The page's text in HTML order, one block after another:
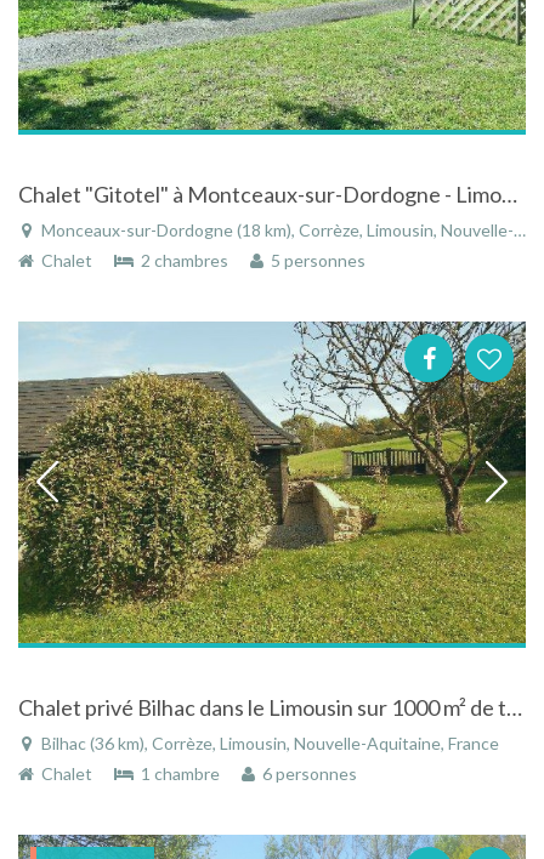
Chalet "Gitotel" à Montceaux-sur-Dordogne - Limousin face à la riviere de la Dordogne
Monceaux-sur-Dordogne (18 km), Corrèze, Limousin, Nouvelle-Aquitaine, France
Chalet
2 chambres 5 personnes
Chalet privé Bilhac dans le Limousin sur 1000 m² de terrain vallée de la dordogne
Bilhac (36 km), Corrèze, Limousin, Nouvelle-Aquitaine, France
Chalet
1 chambre 6 personnes